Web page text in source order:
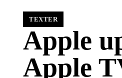
TEXTER
Apple
Apple